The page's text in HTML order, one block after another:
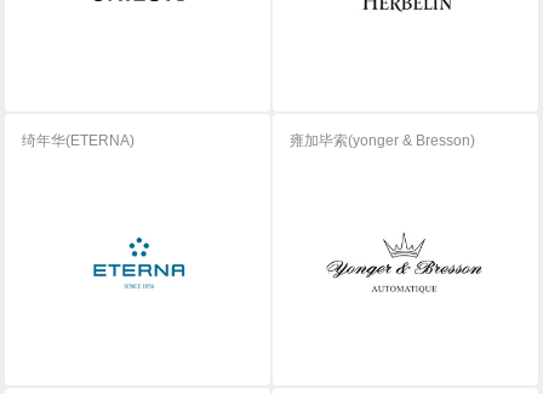
绮年华(ETERNA) 雍加毕索(yonger & Bresson)